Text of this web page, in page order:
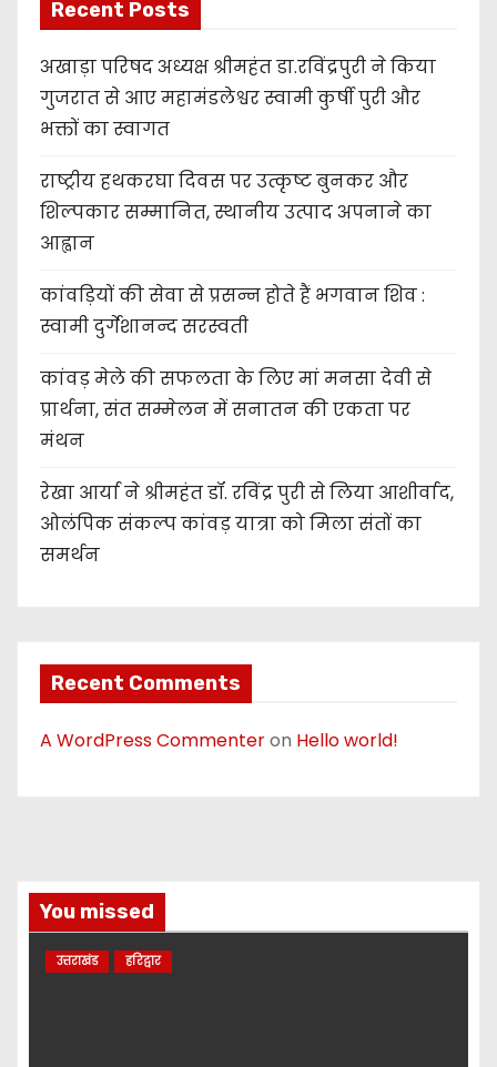
Recent Posts
अखाड़ा परिषद अध्यक्ष श्रीमहंत डा.रविंद्रपुरी ने किया
गुजरात से आए महामंडलेश्वर स्वामी कुर्षी पुरी और
भक्तों का स्वागत
राष्ट्रीय हथकरघा दिवस पर उत्कृष्ट बुनकर और
शिल्पकार सम्मानित, स्थानीय उत्पाद अपनाने का
आह्वान
कांवड़ियों की सेवा से प्रसन्न होते हैं भगवान शिव :
स्वामी दुर्गेशानन्द सरस्वती
कांवड़ मेले की सफलता के लिए मां मनसा देवी से
प्रार्थना, संत सम्मेलन में सनातन की एकता पर
मंथन
रेखा आर्या ने श्रीमहंत डॉ. रविंद्र पुरी से लिया आशीर्वाद,
ओलंपिक संकल्प कांवड़ यात्रा को मिला संतों का
समर्थन
Recent Comments
A WordPress Commenteron Hello world!
You missed
उत्तराखंड हरिद्वार